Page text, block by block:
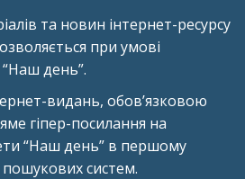
та новин інтернет-ресурсу
при умові
день”.
видань, обов’язковою
гіпер-посилання на
“Наш день” в першому
пошукових систем.